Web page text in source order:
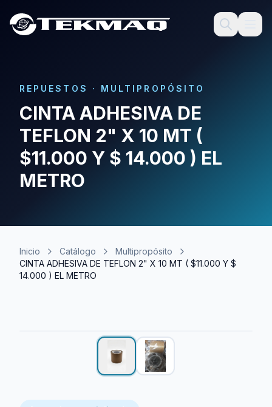
REPUESTOS · MULTIPROPÓSITO
CINTA ADHESIVA DE
TEFLON 2" X 10 MT (
$11.000 Y $ 14.000 ) EL
METRO
Inicio Catálogo
Multipropósito
CINTA ADHESIVA DE TEFLON 2" X 10 MT ( $11.000 Y $
14.000 ) EL METRO